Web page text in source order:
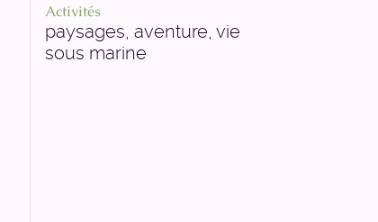
Activités
paysages, aventure, vie
sous marine